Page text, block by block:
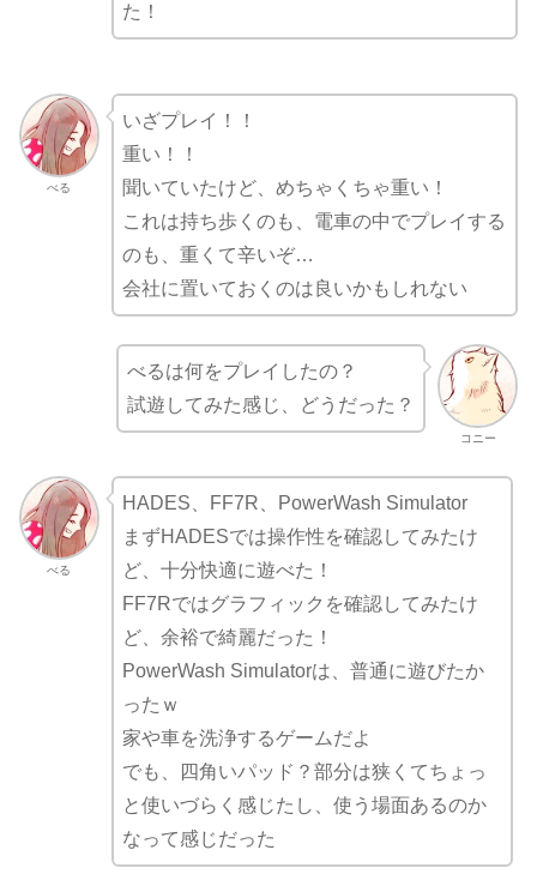
た！
べる
いざプレイ！！
重い！！
聞いていたけど、めちゃくちゃ重い！
これは持ち歩くのも、電車の中でプレイする
のも、重くて辛いぞ…
会社に置いておくのは良いかもしれない
コニー
べるは何をプレイしたの？
試遊してみた感じ、どうだった？
べる
HADES、FF7R、PowerWash Simulator
まずHADESでは操作性を確認してみたけ
ど、十分快適に遊べた！
FF7Rではグラフィックを確認してみたけ
ど、余裕で綺麗だった！
PowerWash Simulatorは、普通に遊びたか
ったｗ
家や車を洗浄するゲームだよ
でも、四角いパッド？部分は狭くてちょっ
と使いづらく感じたし、使う場面あるのか
なって感じだった